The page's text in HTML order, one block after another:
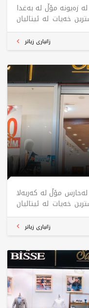
زەیونە مۆڵ لە بەغدا
خەیات لە ئیتالیان
سەردانیمان بکەن
زانیاری زیاتر
لەحارس مۆڵ لە کەربەلا
خەیات لە ئیتالیان
سەردانیمان بکەن
زانیاری زیاتر